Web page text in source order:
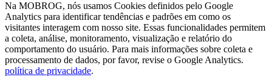
Na MOBROG, nós usamos Cookies definidos pelo Google
Analytics para identificar tendências e padrões em como os
visitantes interagem com nosso site. Essas funcionalidades permitem
a coleta, análise, monitoramento, visualização e relatório do
comportamento do usuário. Para mais informações sobre coleta e
processamento de dados, por favor, revise o Google Analytics.
política de privacidade.